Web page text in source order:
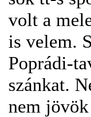
volt a
is velem.
Poprádi-
szánkat.
nem